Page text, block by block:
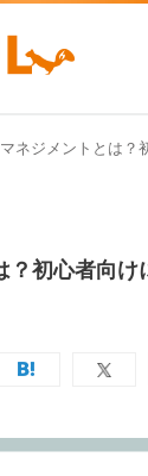
マネジメントとは？
？初心者向け